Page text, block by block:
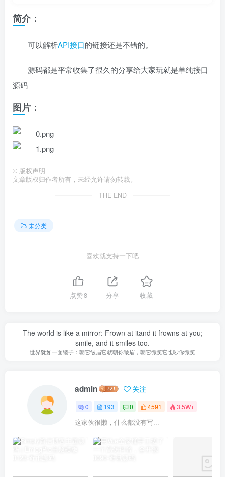
简介：
可以解析API接口的链接还是不错的。
源码都是平常收集了很久的分享给大家玩就是单纯接口
源码
图片：
© 版权声明
文章版权归作者所有，未经允许请勿转载。
THE END
未分类
喜欢就支持一下吧
点赞8 分享 收藏
The world is like a mirror: Frown at itand it frowns at you;
smile, and it smiles too.
世界犹如一面镜子：朝它皱眉它就朝你皱眉，朝它微笑它也吵你微笑
admin 关注
0 193 0 4591 3.5W+
这家伙很懒，什么都没有写...